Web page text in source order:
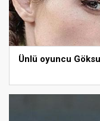
Ünlü oyuncu